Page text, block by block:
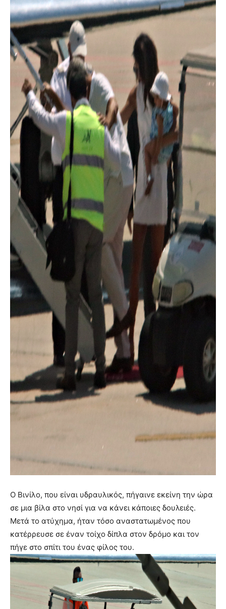
Ο Βινίλο, που είναι υδραυλικός, πήγαινε εκείνη την ώρα
σε μια βίλα στο νησί για να κάνει κάποιες δουλειές.
Μετά το ατύχημα, ήταν τόσο αναστατωμένος που
κατέρρευσε σε έναν τοίχο δίπλα στον δρόμο και τον
πήγε στο σπίτι του ένας φίλος του.